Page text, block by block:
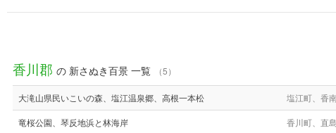
香川郡 の 新さぬき百景 一覧 （5）
大滝山県民いこいの森、塩江温泉郷、高根一本松 塩江町、香
竜桜公園、琴反地浜と林海岸 香川町、直